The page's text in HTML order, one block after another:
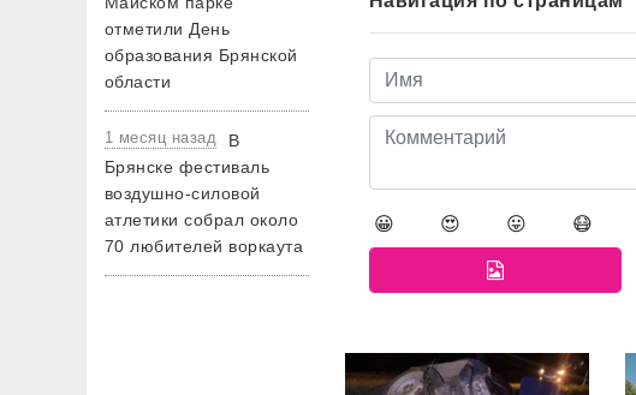
отметили День
образования Брянской
области
1 месяц назад
В
Брянске фестиваль
воздушно-силовой
атлетики собрал около
70 любителей воркаута
😀 😍 😛 😷